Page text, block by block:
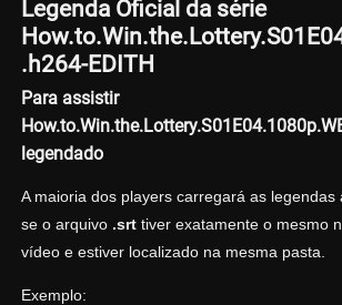
Legenda Oficial da série
.h264-EDITH
Para assistir
legendado
A maioria dos players carregará as legendas
se o arquivo .srttiver exatamente o mesmo
vídeo e estiver localizado na mesma pasta.
Exemplo: